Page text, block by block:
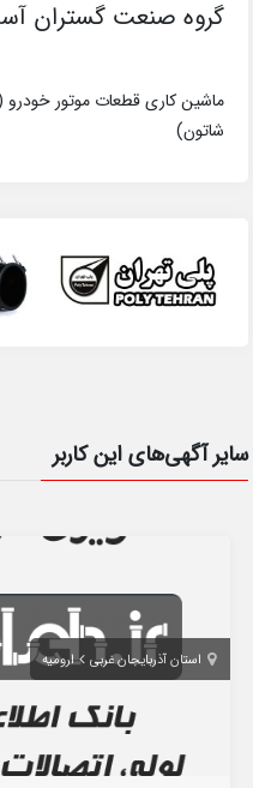
گروه صنعت گستران
ماشین کاری قطعات موتور خودرو
شاتون)
سایر آگهی‌های این کاربر
استان آذربایجان غربی ارومیه